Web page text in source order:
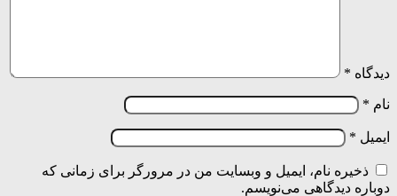
دیدگاه *
نام *
ایمیل *
ذخیره نام، ایمیل و وبسایت من در مرورگر برای زمانی که
دوباره دیدگاهی می‌نویسم.